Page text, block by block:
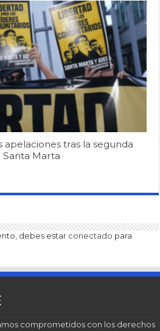
apelaciones tras la segunda
Santa Marta
debes estar conectado para
comprometidos con los derechos